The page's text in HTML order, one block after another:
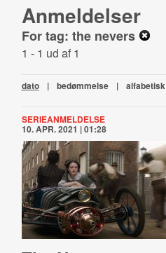
Anmeldelser
For tag: the nevers
1 - 1 ud af 1
dato | bedømmelse | alfabetisk
SERIEANMELDELSE
10. APR. 2021 | 01:28